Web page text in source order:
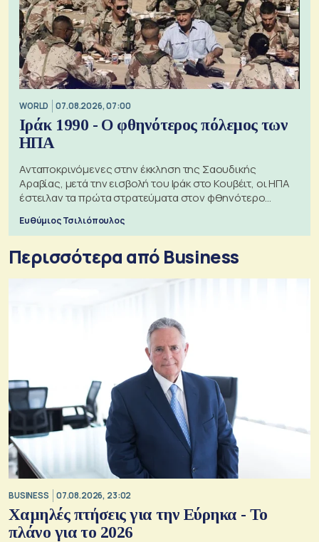
WORLD 07.08.2026, 07:00
Ιράκ 1990 - Ο φθηνότερος πόλεμος των
ΗΠΑ
Ανταποκρινόμενες στην έκκληση της Σαουδικής
Αραβίας, μετά την εισβολή του Ιράκ στο Κουβέιτ, οι ΗΠΑ
έστειλαν τα πρώτα στρατεύματα στον φθηνότερο
Ευθύμιος Τσιλιόπουλος
Περισσότερα από Business
BUSINESS 07.08.2026, 23:02
Χαμηλές πτήσεις για την Εύρηκα - Το
πλάνο για το 2026